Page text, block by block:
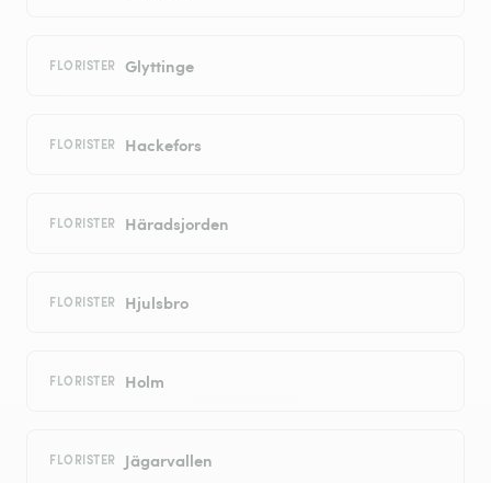
FLORISTER Glyttinge
FLORISTER Hackefors
FLORISTER Häradsjorden
FLORISTER Hjulsbro
FLORISTER Holm
FLORISTER Jägarvallen